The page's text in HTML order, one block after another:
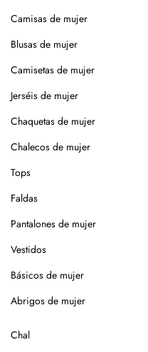
siente de una forma más
Nuria lleva la talla S, usa
tintorería, especialmente
secar en percha y a la
color.
¿Vas a usar lavadora?
puedan dañar el tejido.
Para el planchado, utiliza
plancha del revés. Así
Evita la exposición directa
de la prenda.
Para los zapatos:
Nuestros zapatos están
como piel o yute, que
Camisas de mujer
Blusas de mujer
Camisetas de mujer
Jerséis de mujer
Chaquetas de mujer
Chalecos de mujer
Tops
Faldas
Pantalones de mujer
Vestidos
Básicos de mujer
Abrigos de mujer
Chal